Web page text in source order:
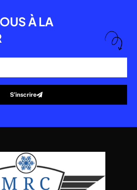
À LA
S’inscrire